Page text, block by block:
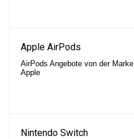
Apple AirPods
AirPods Angebote von der Marke
Apple
Nintendo Switch